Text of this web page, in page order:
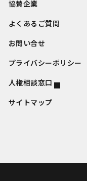
協賛企業
よくあるご質問
お問い合せ
プライバシーポリシー
人権相談窓口
サイトマップ